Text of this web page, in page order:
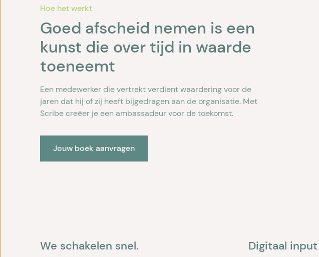
Hoe het werkt
Goed afscheid nemen is een
kunst die over tijd in waarde
toeneemt
Een medewerker die vertrekt verdient waardering voor de
jaren dat hij of zij heeft bijgedragen aan de organisatie. Met
Scribe creëer je een ambassadeur voor de toekomst.
Jouw boek aanvragen
We schakelen snel. Digitaal